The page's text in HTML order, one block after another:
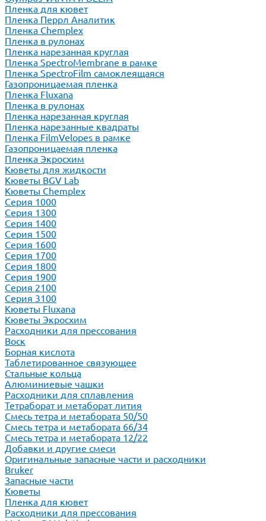
Пленка для кювет
Пленка Перрл Аналитик
Пленка Chemplex
Пленка в рулонах
Пленка нарезанная круглая
Пленка SpectroMembrane в рамке
Пленка SpectroFilm самоклеящаяся
Газопроницаемая пленка
Пленка Fluxana
Пленка в рулонах
Пленка нарезанная круглая
Пленка нарезанные квадраты
Пленка FilmVelopes в рамке
Газопроницаемая пленка
Пленка Экросхим
Кюветы для жидкости
Кюветы BGV Lab
Кюветы Chemplex
Серия 1000
Серия 1300
Серия 1400
Серия 1500
Серия 1600
Серия 1700
Серия 1800
Серия 1900
Серия 2100
Серия 3100
Кюветы Fluxana
Кюветы Экросхим
Расходники для прессования
Воск
Борная кислота
Таблетированное связующее
Стальные кольца
Алюминиевые чашки
Расходники для сплавления
Тетраборат и метаборат лития
Смесь тетра и метабората 50/50
Смесь тетра и метабората 66/34
Смесь тетра и метабората 12/22
Добавки и другие смеси
Оригинальные запасные части и расходники
Bruker
Запасные части
Кюветы
Пленка для кювет
Расходники для прессования